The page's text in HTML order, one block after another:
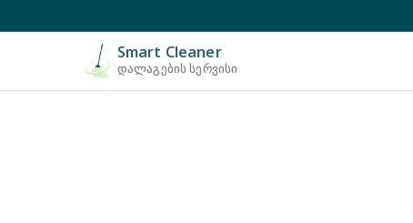
Smart Cleaner
დალაგების სერვისი